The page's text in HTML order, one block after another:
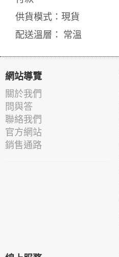
供貨模式：現貨
配送溫層： 常溫
網站導覽
關於我們
問與答
聯絡我們
官方網站
銷售通路